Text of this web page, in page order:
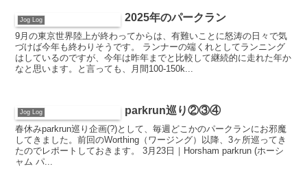
Jog Log 2025年のパークラン
9月の東京世界陸上が終わってからは、有難いことに怒涛の日々で気
づけば今年も終わりそうです。 ランナーの端くれとしてランニング
はしているのですが、今年は昨年までと比較して継続的に走れた年か
なと思います。と言っても、月間100-150k...
Jog Log parkrun巡り②③④
春休みparkrun巡り企画(?)として、毎週どこかのパークランにお邪魔
してきました。前回のWorthing（ワージング）以降、3ヶ所巡ってき
たのでレポートしておきます。 3月23日｜Horsham parkrun (ホーシ
ャム パ...